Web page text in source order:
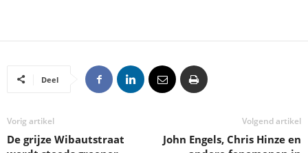
Deel
Vorig artikel
De grijze Wibautstraat
Volgend artikel
John Engels, Chris Hinze en